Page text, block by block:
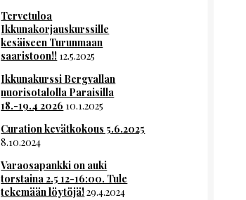
Tervetuloa
Ikkunakorjauskurssille
kesäiseen Turunmaan
saaristoon!! 12.5.2025
Ikkunakurssi Bergvallan
nuorisotalolla Paraisilla
18.-19.4 2026 10.1.2025
Curation kevätkokous 5.6.2025
8.10.2024
Varaosapankki on auki
torstaina 2.5 12-16:00. Tule
tekemään löytöjä!29.4.2024